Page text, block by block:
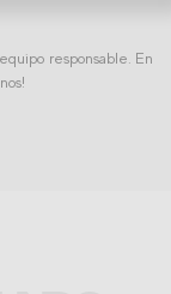
responsable. En